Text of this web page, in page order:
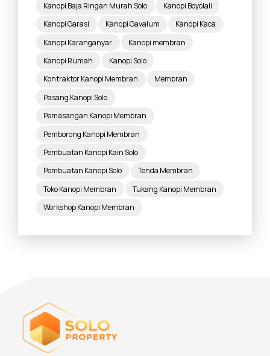
Kanopi Baja Ringan Murah Solo
Kanopi Boyolali
Kanopi Garasi
Kanopi Gavalum
Kanopi Kaca
Kanopi Karanganyar
Kanopi membran
Kanopi Rumah
Kanopi Solo
Kontraktor Kanopi Membran
Membran
Pasang Kanopi Solo
Pemasangan Kanopi Membran
Pemborong Kanopi Membran
Pembuatan Kanopi Kain Solo
Pembuatan Kanopi Solo
Tenda Membran
Toko Kanopi Membran
Tukang Kanopi Membran
Workshop Kanopi Membran